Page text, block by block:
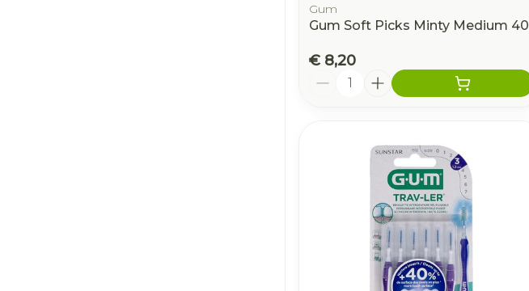
Gum
Gum Soft Picks Minty Medium 40
€ 8,20
Aantal